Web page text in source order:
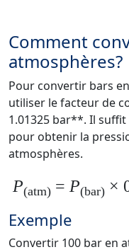
Comment
atmosphères?
Pour convertir bars
utiliser le facteur de
1.01325 bar**. Il
pour obtenir la
atmosphères.
P(atm) = P(bar) ×
Exemple
Convertir 100 bar en